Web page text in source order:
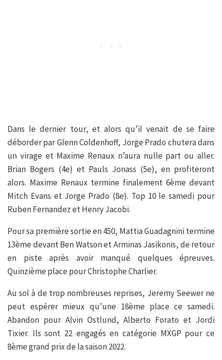
Dans le dernier tour, et alors qu’il venait de se faire
déborder par Glenn Coldenhoff, Jorge Prado chutera dans
un virage et Maxime Renaux n’aura nulle part ou aller.
Brian Bogers (4e) et Pauls Jonass (5e), en profiteront
alors. Maxime Renaux termine finalement 6ème devant
Mitch Evans et Jorge Prado (8e). Top 10 le samedi pour
Ruben Fernandez et Henry Jacobi.
Pour sa première sortie en 450, Mattia Guadagnini termine
13ème devant Ben Watson et Arminas Jasikonis, de retour
en piste après avoir manqué quelques épreuves.
Quinzième place pour Christophe Charlier.
Au sol à de trop nombreuses reprises, Jeremy Seewer ne
peut espérer mieux qu’une 18ème place ce samedi.
Abandon pour Alvin Ostlund, Alberto Forato et Jordi
Tixier. Ils sont 22 engagés en catégorie MXGP pour ce
8ème grand prix de la saison 2022.